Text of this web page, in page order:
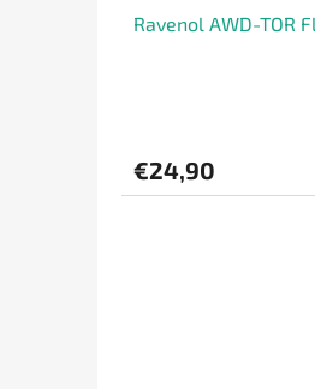
Ravenol AWD-TOR
€24,90